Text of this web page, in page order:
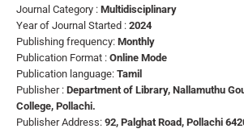
Journal Category : Multidisciplinary
Year of Journal Started : 2024
Publishing frequency: Monthly
Publication Format : Online Mode
Publication language: Tamil
Publisher : Department of Library, Nallamuthu
College, Pollachi.
Publisher Address: 92, Palghat Road, Pollachi